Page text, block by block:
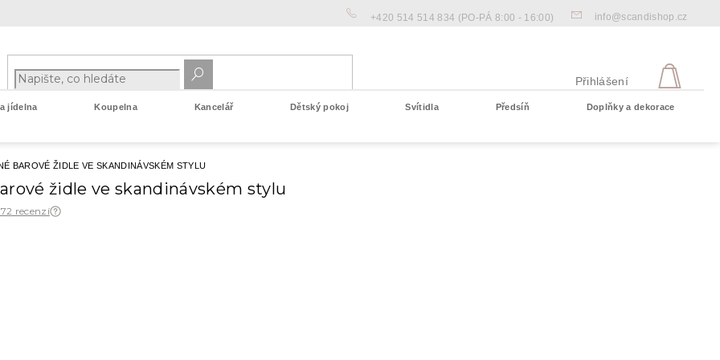
+420 514 514 834 (PO-PÁ 8:00 - 16:00) info@scandishop.cz
Přihlášení
jídelna Koupelna Kancelář Dětský pokoj Svítidla Předsíň Doplňky a dekorace
BAROVÉ ŽIDLE VE SKANDINÁVSKÉM STYLU
židle ve skandinávském stylu
recenzí